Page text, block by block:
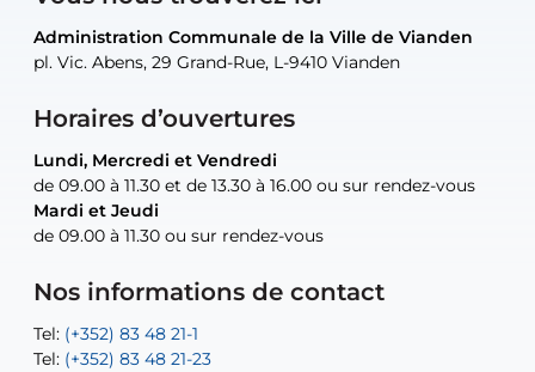
Administration Communale de la Ville de Vianden
pl. Vic. Abens, 29 Grand-Rue, L-9410 Vianden
Horaires d’ouvertures
Lundi, Mercredi et Vendredi
de 09.00 à 11.30 et de 13.30 à 16.00 ou sur rendez-vous
Mardi et Jeudi
de 09.00 à 11.30 ou sur rendez-vous
Nos informations de contact
Tel: (+352) 83 48 21-1
Tel: (+352) 83 48 21-23
Administration Communale de la Ville de Vianden
pl. Vic. Abens, 29 Grand-Rue, L-9410 Vianden
Lundi, Mercredi et Vendredi
de 09.00 à 11.30 et de 13.30 à 16.00 ou sur rendez-vous
Mardi et Jeudi
de 09.00 à 11.30 ou sur rendez-vous
Tel: (+352) 83 48 21-20
Tel: (+352) 83 48 21-22
Administration Communale de la Ville de Vianden
pl. Vic. Abens, 29 Grand-Rue, L-9410 Vianden
uniquement sur rendez-vous
Mail:recette@vianden.lu
Administration Communale de la Ville de Vianden
pl. Vic. Abens, 29 Grand-Rue, L-9410 Vianden
uniquement sur rendez-vous
Tel:(+352) 83 48 21-31
Atelier Communal de la Ville de Vianden
30, rue Neugarten, L-9422 Vianden
uniquement sur rendez-vous
Tel:Permanence (Fuite d’eau) : 83 48 21 61